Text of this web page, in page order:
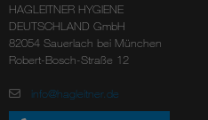
HAGLEITNER HYGIENE
DEUTSCHLAND GmbH
82054 Sauerlach bei München
Robert-Bosch-Straße 12
info@hagleitner.de